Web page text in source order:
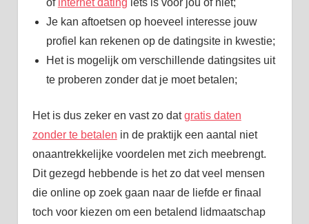
Je kan aftoetsen op hoeveel interesse jouw
profiel kan rekenen op de datingsite in kwestie;
Het is mogelijk om verschillende datingsites uit
te proberen zonder dat je moet betalen;
Het is dus zeker en vast zo datgratis daten
zonder te betalen in de praktijk een aantal niet
onaantrekkelijke voordelen met zich meebrengt.
Dit gezegd hebbende is het zo dat veel mensen
die online op zoek gaan naar de liefde er finaal
toch voor kiezen om een betalend lidmaatschap